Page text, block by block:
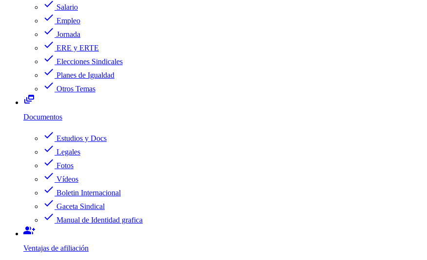
check Salario
check Empleo
check Jornada
check ERE y ERTE
check Elecciones Sindicales
check Planes de Igualdad
check Otros Temas
dynamic_feed
Documentos
check Estudios y Docs
check Legales
check Fotos
check Vídeos
check Boletin Internacional
check Gaceta Sindical
check Manual de Identidad grafica
group_add
Ventajas de afiliación